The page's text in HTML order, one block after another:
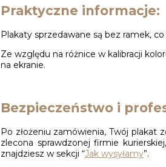
Praktyczne informacje:
Plakaty sprzedawane są bez ramek,
Ze względu na różnice w kalibracji
na ekranie.
Bezpieczeństwo i
Po złożeniu zamówienia, Twój plakat
zlecona sprawdzonej firmie
znajdziesz w sekcji “Jak wysyłamy”.